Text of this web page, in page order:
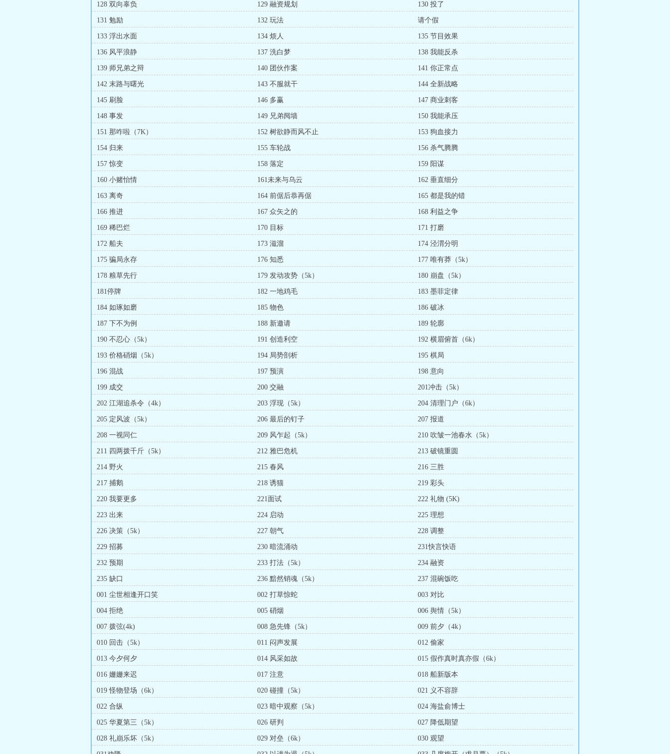
128 双向辜负 129 融资规划 130 投了
131 勉励 132 玩法 请个假
133 浮出水面 134 烦人 135 节目效果
136 风平浪静 137 洗白梦 138 我能反杀
139 师兄弟之辩 140 团伙作案 141 你正常点
142 末路与曙光 143 不服就干 144 全新战略
145 刷脸 146 多赢 147 商业刺客
148 事发 149 兄弟阋墙 150 我能承压
151 那咋啦（7K） 152 树欲静而风不止 153 狗血接力
154 归来 155 车轮战 156 杀气腾腾
157 惊变 158 落定 159 阳谋
160 小赌怡情 161未来与乌云 162 垂直细分
163 离奇 164 前倨后恭再倨 165 都是我的错
166 推进 167 众矢之的 168 利益之争
169 稀巴烂 170 目标 171 打磨
172 船夫 173 滋溜 174 泾渭分明
175 骗局永存 176 知悉 177 唯有莽（5k）
178 粮草先行 179 发动攻势（5k） 180 崩盘（5k）
181停牌 182 一地鸡毛 183 墨菲定律
184 如琢如磨 185 物色 186 破冰
187 下不为例 188 新邀请 189 轮廓
190 不忍心（5k） 191 创造利空 192 横眉俯首（6k）
193 价格硝烟（5k） 194 局势剖析 195 棋局
196 混战 197 预演 198 意向
199 成交 200 交融 201冲击（5k）
202 江湖追杀令（4k） 203 浮现（5k） 204 清理门户（6k）
205 定风波（5k） 206 最后的钉子 207 报道
208 一视同仁 209 风乍起（5k） 210 吹皱一池春水（5k）
211 四两拨千斤（5k） 212 雅巴危机 213 破镜重圆
214 野火 215 春风 216 三胜
217 捕鹅 218 诱猫 219 彩头
220 我要更多 221面试 222 礼物 (5K)
223 出来 224 启动 225 理想
226 决策（5k） 227 朝气 228 调整
229 招募 230 暗流涌动 231快言快语
232 预期 233 打法（5k） 234 融资
235 缺口 236 黯然销魂（5k） 237 混碗饭吃
001 尘世相逢开口笑 002 打草惊蛇 003 对比
004 拒绝 005 硝烟 006 舆情（5k）
007 拨弦(4k) 008 急先锋（5k） 009 前夕（4k）
010 回击（5k） 011 闷声发展 012 偷家
013 今夕何夕 014 风采如故 015 假作真时真亦假（6k）
016 姗姗来迟 017 注意 018 船新版本
019 怪物登场（6k） 020 碰撞（5k） 021 义不容辞
022 合纵 023 暗中观察（5k） 024 海盐俞博士
025 华夏第三（5k） 026 研判 027 降低期望
028 礼崩乐坏（5k） 029 对垒（6k） 030 观望